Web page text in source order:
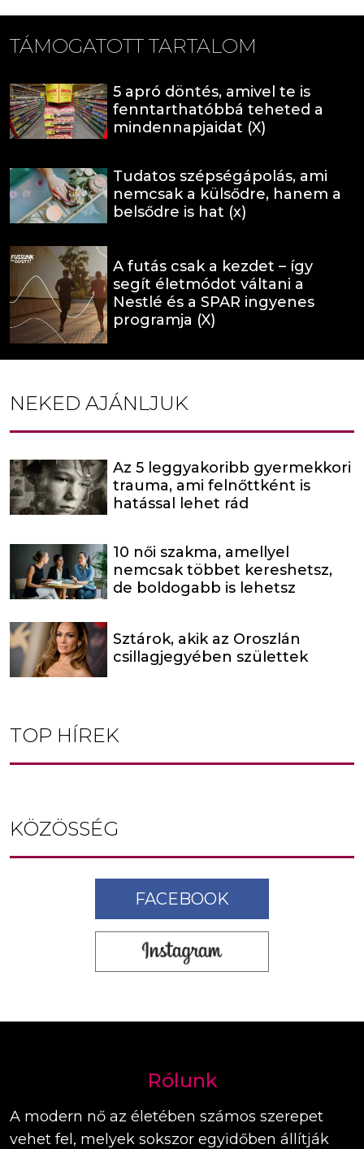
TÁMOGATOTT TARTALOM
5 apró döntés, amivel te is
fenntarthatóbbá teheted a
mindennapjaidat (X)
Tudatos szépségápolás, ami
nemcsak a külsődre, hanem a
belsődre is hat (x)
A futás csak a kezdet – így
segít életmódot váltani a
Nestlé és a SPAR ingyenes
programja (X)
NEKED AJÁNLJUK
Az 5 leggyakoribb gyermekkori
trauma, ami felnőttként is
hatással lehet rád
10 női szakma, amellyel
nemcsak többet kereshetsz,
de boldogabb is lehetsz
Sztárok, akik az Oroszlán
csillagjegyében születtek
TOP HÍREK
KÖZÖSSÉG
FACEBOOK
Rólunk
A modern nő az életében számos szerepet
vehet fel, melyek sokszor egyidőben állítják